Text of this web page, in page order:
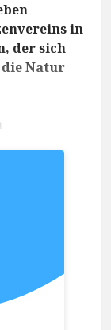
in
der sich
Natur